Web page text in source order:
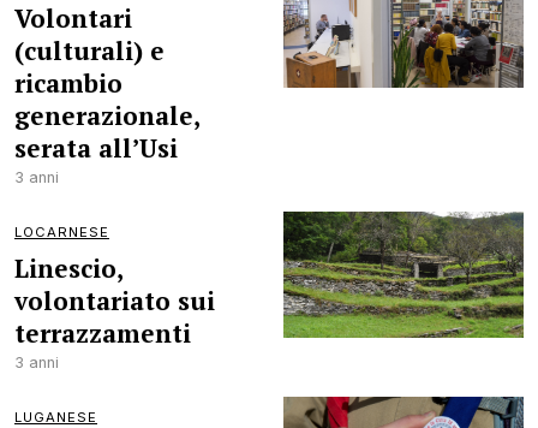
Volontari
(culturali) e
ricambio
generazionale,
serata all’Usi
3 anni
LOCARNESE
Linescio,
volontariato sui
terrazzamenti
3 anni
LUGANESE